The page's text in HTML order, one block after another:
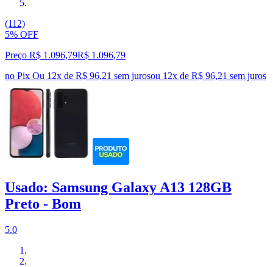
(112)
5% OFF
Preço R$ 1.096,79R$ 1.096,79
no Pix Ou 12x de R$ 96,21 sem jurosou 12x de R$ 96,21 sem juros
Usado: Samsung Galaxy A13 128GB
Preto - Bom
5.0